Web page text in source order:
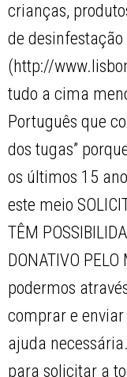
crianças,
de
(http://
tudo a cima
Português que
dos tugas”
os últimos 15
este meio
TÊM
DONATIVO
podermos
comprar e
ajuda
para solicitar a